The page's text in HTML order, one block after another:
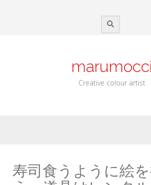
marumocci
Creative colour artist
寿司食うように絵